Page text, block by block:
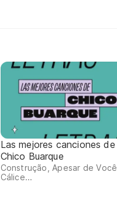
Las mejores canciones de
Chico Buarque
Construção, Apesar de Você,
Cálice...